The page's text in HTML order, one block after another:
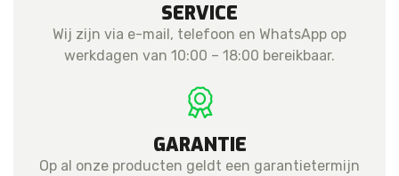
SERVICE
Wij zijn via e-mail, telefoon en WhatsApp op
werkdagen van 10:00 – 18:00 bereikbaar.
GARANTIE
Op al onze producten geldt een garantietermijn